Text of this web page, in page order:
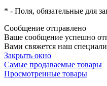
* - Поля, обязательные для
Сообщение отправлено
Ваше сообщение успешно
Вами свяжется наш
Закрыть окно
Самые продаваемые товары
Просмотренные товары